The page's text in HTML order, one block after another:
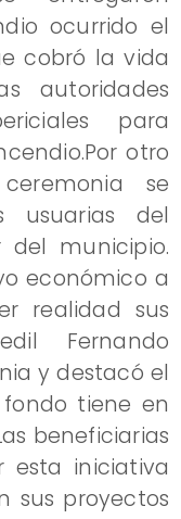
ocurrido el
cobró la vida
autoridades
para
otro
se
usuarias del
del municipio.
económico a
realidad sus
Fernando
y destacó el
tiene en
beneficiarias
esta iniciativa
sus proyectos